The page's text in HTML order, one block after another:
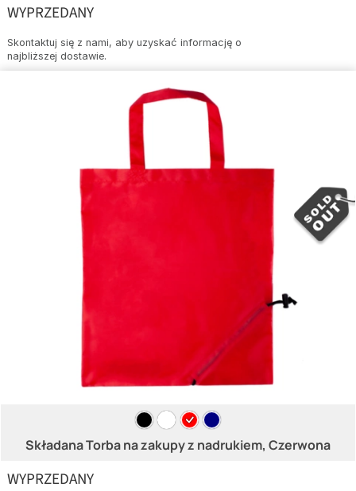
WYPRZEDANY
Skontaktuj się z nami, aby uzyskać informację o
najbliższej dostawie.
Składana Torba na zakupy z nadrukiem, Czerwona
WYPRZEDANY